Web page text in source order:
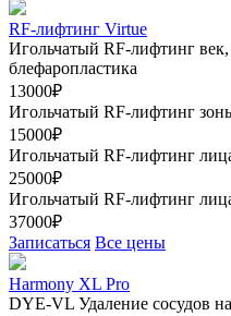
RF-лифтинг Virtue
Игольчатый RF-лифтинг век,
блефаропластика
13000₽
Игольчатый RF-лифтинг
15000₽
Игольчатый RF-лифтинг
25000₽
Игольчатый RF-лифтинг
37000₽
Записаться Все цены
Harmony XL Pro
DYE-VL Удаление сосудов